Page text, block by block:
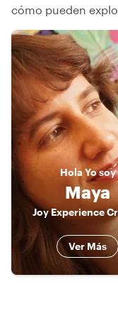
cómo pueden
Hola Yo soy
Maya
Joy Experience
Ver Más